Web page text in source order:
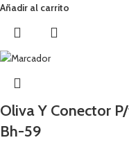
Añadir al carrito
Oliva Y Conector
Bh-59